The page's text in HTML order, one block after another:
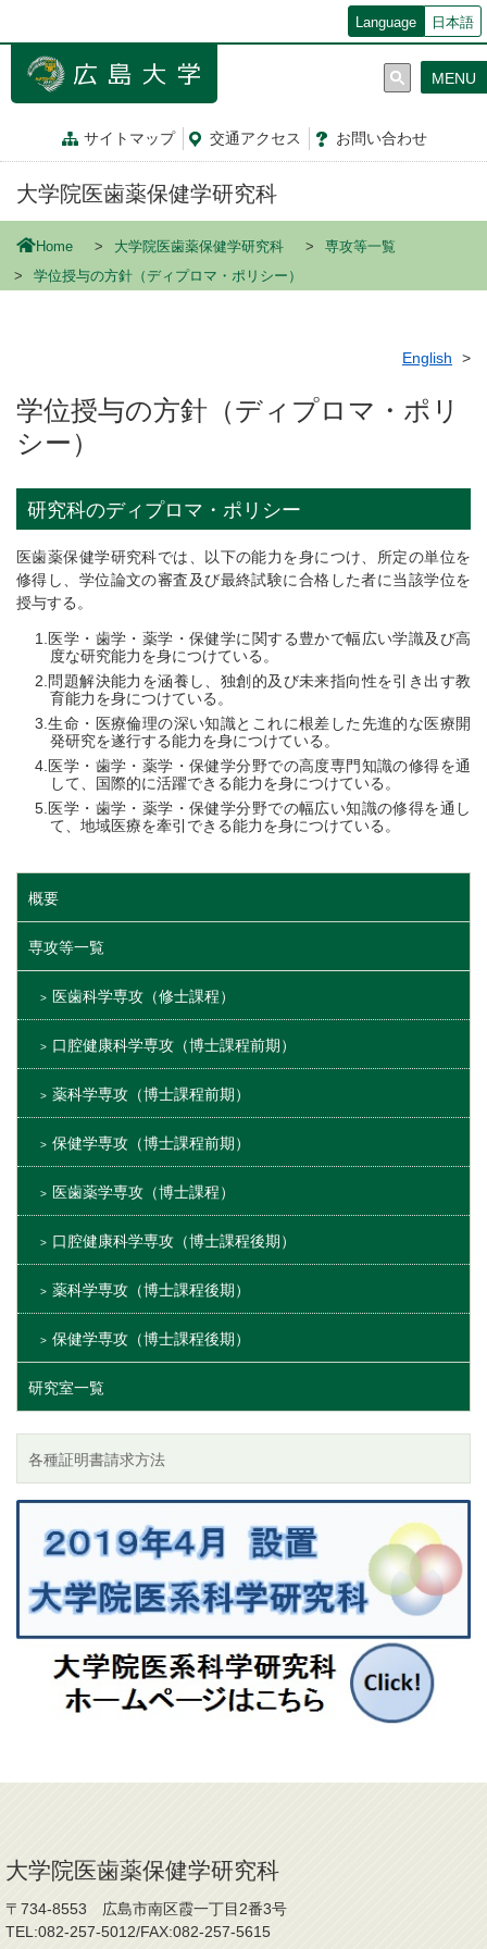
ン
Language 日本語
サイトマップ 交通アクセス お問い合わせ
MENU
大学院医歯薬保健学研究科
Home 大学院医歯薬保健学研究科
専攻等一覧
学位授与の方針（ディプロマ・ポリシー）
English
学位授与の方針（ディプロマ・ポリ
シー）
研究科のディプロマ・ポリシー
医歯薬保健学研究科では、以下の能力を身につけ、所定の単位を
修得し、学位論文の審査及び最終試験に合格した者に当該学位を
授与する。
医学・歯学・薬学・保健学に関する豊かで幅広い学識及び高
度な研究能力を身につけている。
問題解決能力を涵養し、独創的及び未来指向性を引き出す教
育能力を身につけている。
生命・医療倫理の深い知識とこれに根差した先進的な医療開
発研究を遂行する能力を身につけている。
医学・歯学・薬学・保健学分野での高度専門知識の修得を通
して、国際的に活躍できる能力を身につけている。
医学・歯学・薬学・保健学分野での幅広い知識の修得を通し
て、地域医療を牽引できる能力を身につけている。
概要
専攻等一覧
医歯科学専攻（修士課程）
口腔健康科学専攻（博士課程前期）
薬科学専攻（博士課程前期）
保健学専攻（博士課程前期）
医歯薬学専攻（博士課程）
口腔健康科学専攻（博士課程後期）
薬科学専攻（博士課程後期）
保健学専攻（博士課程後期）
研究室一覧
各種証明書請求方法
大学院医歯薬保健学研究科
〒734-8553 広島市南区霞一丁目2番3号
TEL:082-257-5012/FAX:082-257-5615